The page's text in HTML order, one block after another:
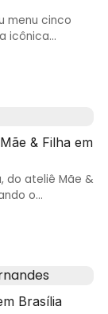
menu cinco
icônica…
& Filha em
do ateliê Mãe &
o…
Brasília